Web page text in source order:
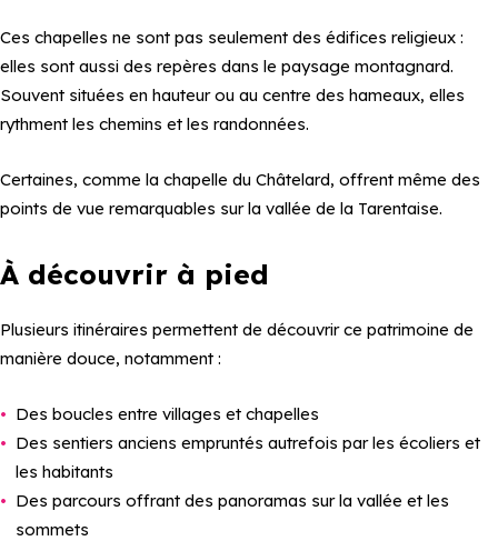
Ces chapelles ne sont pas seulement des édifices religieux :
elles sont aussi des repères dans le paysage montagnard.
Souvent situées en hauteur ou au centre des hameaux, elles
rythment les chemins et les randonnées.
Certaines, comme la chapelle du Châtelard, offrent même des
points de vue remarquables sur la vallée de la Tarentaise.
À découvrir à pied
Plusieurs itinéraires permettent de découvrir ce patrimoine de
manière douce, notamment :
Des boucles entre villages et chapelles
Des sentiers anciens empruntés autrefois par les écoliers et
les habitants
Des parcours offrant des panoramas sur la vallée et les
sommets